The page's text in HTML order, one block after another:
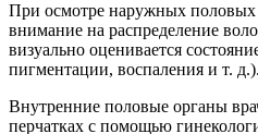
При осмотре наружных половых
внимание на распределение
визуально оценивается
пигментации, воспаления и т. д.).
Внутренние половые органы
перчатках с помощью